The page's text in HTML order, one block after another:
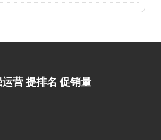
营 提排名 促销量​